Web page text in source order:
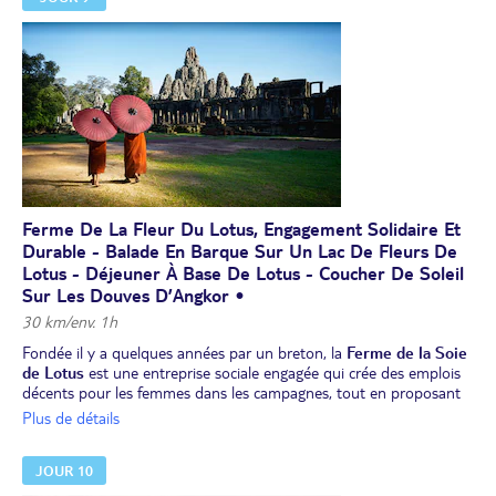
Dîner et nuit à l'hôtel à Siem Reap.
Ferme De La Fleur Du Lotus, Engagement Solidaire Et
Durable - Balade En Barque Sur Un Lac De Fleurs De
Lotus - Déjeuner À Base De Lotus - Coucher De Soleil
Sur Les Douves D’Angkor •
30 km/env. 1h
Fondée il y a quelques années par un breton, la Ferme de la Soie
de Lotus est une entreprise sociale engagée qui crée des emplois
décents pour les femmes dans les campagnes, tout en proposant
des alternatives bénéfiques pour l'environnement.
eaux dulac glissant au cœur d’un vaste tapis de fleurs de lotus,
moments paisibles et contemplatifs !
Plus de détails
JOUR 10